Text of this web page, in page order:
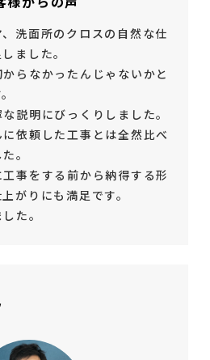
洗面所のクロスの自然な仕
ました。
らなかったんじゃないかと
説明にびっくりしました。
依頼した工事とは全然比べ
。
事をする前から納得する形
がりにも満足です。
た。